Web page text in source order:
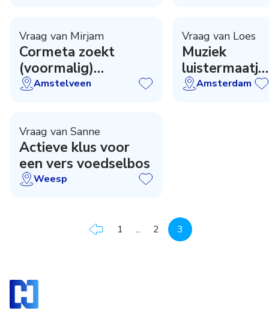
Vraag van Mirjam
Cormeta zoekt
(voormalig)
zwemdocent
Amstelveen
Vraag van Loes
Muziek
luistermaatje
voor mijn
Amsterdam
Vraag van Sanne
Actieve klus voor
een vers voedselbos
Weesp
1 ... 2 3